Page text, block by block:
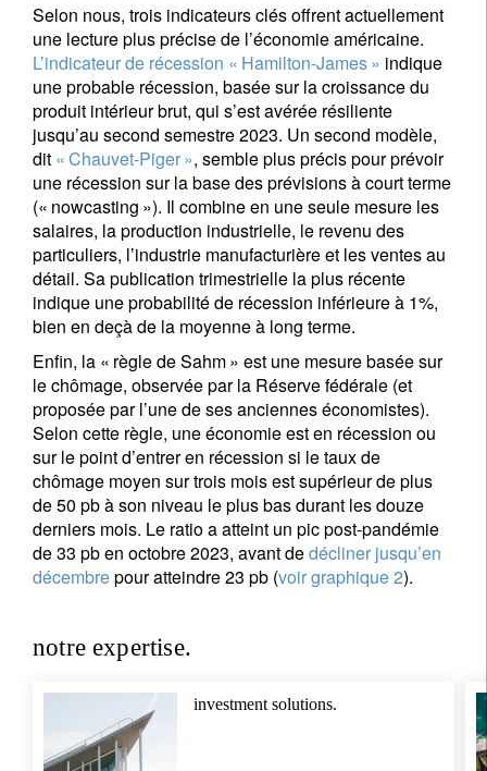
Selon nous, trois indicateurs clés offrent actuellement
une lecture plus précise de l’économie américaine.
L’indicateur de récession « Hamilton-James » indique
une probable récession, basée sur la croissance du
produit intérieur brut, qui s’est avérée résiliente
jusqu’au second semestre 2023. Un second modèle,
dit « Chauvet-Piger », semble plus précis pour prévoir
une récession sur la base des prévisions à court terme
(« nowcasting »). Il combine en une seule mesure les
salaires, la production industrielle, le revenu des
particuliers, l’industrie manufacturière et les ventes au
détail. Sa publication trimestrielle la plus récente
indique une probabilité de récession inférieure à 1%,
bien en deçà de la moyenne à long terme.
Enfin, la « règle de Sahm » est une mesure basée sur
le chômage, observée par la Réserve fédérale (et
proposée par l’une de ses anciennes économistes).
Selon cette règle, une économie est en récession ou
sur le point d’entrer en récession si le taux de
chômage moyen sur trois mois est supérieur de plus
de 50 pb à son niveau le plus bas durant les douze
derniers mois. Le ratio a atteint un pic post-pandémie
de 33 pb en octobre 2023, avant dedécliner jusqu’en
décembrepour atteindre 23 pb (voir graphique 2).
notre expertise.
investment solutions.
S'inscrire à la newsletter
Email
Civilité Prénom
Nom
Pays de résidence
Je ne suis pas résident ou citoyen des Etats-Unis
Vos informations seront utilisées conformément à
notrepolitique de confidentialité.
s'inscrire